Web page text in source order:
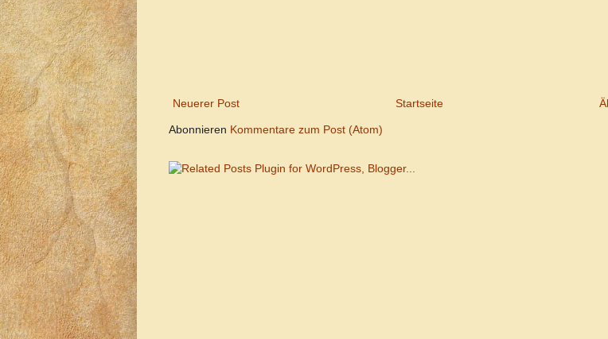
Neuerer Post Startseite
Abonnieren Kommentare zum Post (Atom)